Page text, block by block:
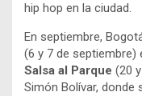
hip hop en la ciudad.
En septiembre,
(6 y 7 de septiembre)
Salsa al Parque (20
Simón Bolívar, donde